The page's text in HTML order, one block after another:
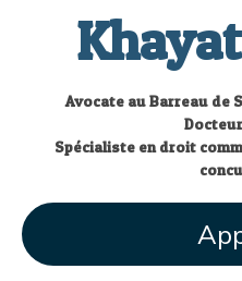
Avocate au Barreau de
Spécialiste en droit